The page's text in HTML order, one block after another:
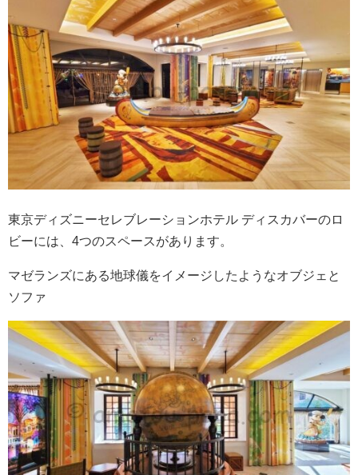
東京ディズニーセレブレーションホテル ディスカバーのロ
ビーには、4つのスペースがあります。
マゼランズにある地球儀をイメージしたようなオブジェと
ソファ